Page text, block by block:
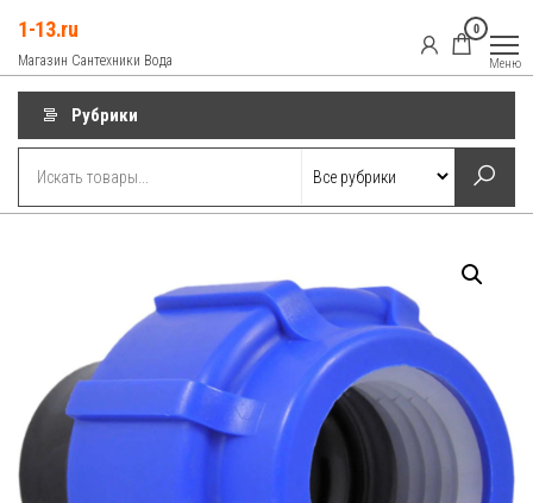
содержимому
1-13.ru
Магазин Сантехники Вода
0
Меню
Рубрики